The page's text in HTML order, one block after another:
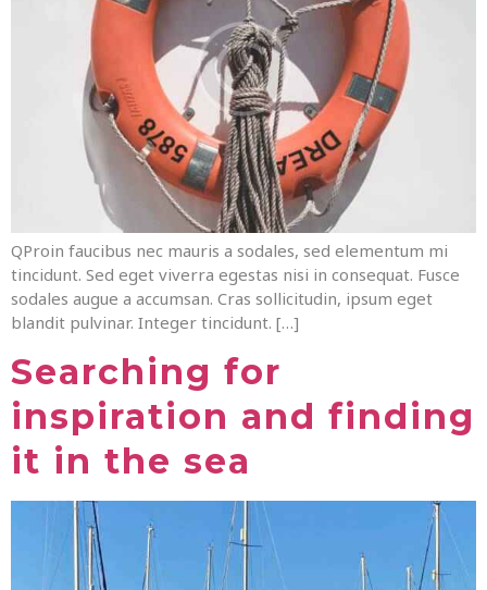
QProin faucibus nec mauris a sodales, sed elementum mi
tincidunt. Sed eget viverra egestas nisi in consequat. Fusce
sodales augue a accumsan. Cras sollicitudin, ipsum eget
blandit pulvinar. Integer tincidunt. […]
Searching for
inspiration and finding
it in the sea